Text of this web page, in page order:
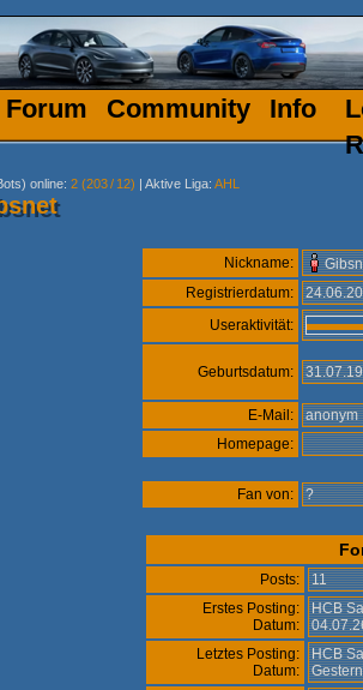
Forum Community
Info
online: 2 (203/ 12) | Aktive Liga: AHL
Nickname:
Registrierdatum:
Useraktivität:
Geburtsdatum:
E-Mail:
Homepage:
Fan von: ?
Posts:
11
Erstes Posting:
Datum:
HCB
Letztes Posting:
Datum:
HCB